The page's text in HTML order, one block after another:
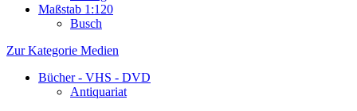
Maßstab 1:120
Busch
Zur Kategorie Medien
Bücher - VHS - DVD
Antiquariat